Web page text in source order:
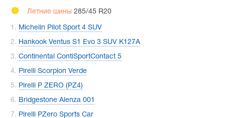
Летние шины 285/45 R20
Michelin Pilot Sport 4 SUV
Hankook Ventus S1 Evo 3 SUV K127A
Continental ContiSportContact 5
Pirelli Scorpion Verde
Pirelli P ZERO (PZ4)
Bridgestone Alenza 001
Pirelli PZero Sports Car